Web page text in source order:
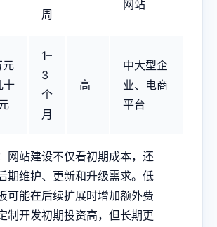
周
网站
元
十
1–
3
个
月
高
中大型企
业、电商
平台
网站建设不仅看初期成本，还
期维护、更新和升级需求。低
可能在后续扩展时增加额外费
制开发初期投资高，但长期更